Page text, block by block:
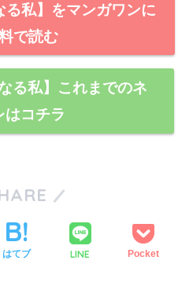
る私】をマンガワンに
で読む
る私】これまでのネ
はコチラ
はてブ LINE Pocket